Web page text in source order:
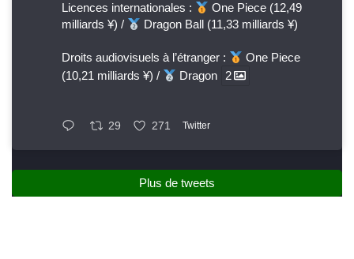
Licences internationales :
One Piece (12,49
milliards ¥) /
Dragon Ball (11,33 milliards ¥)
Droits audiovisuels à l’étranger :
One Piece
(10,21 milliards ¥) /
Dragon 2
29 271 Twitter
Plus de tweets